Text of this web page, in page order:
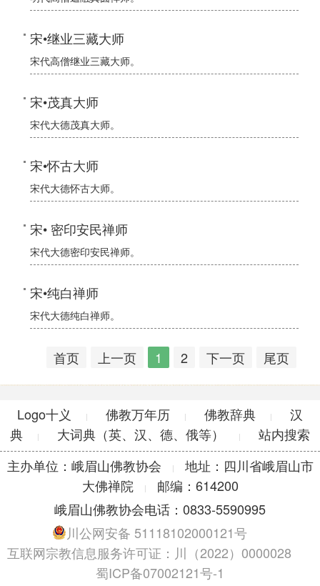
宋•继业三藏大师
宋代高僧继业三藏大师。
宋•茂真大师
宋代大德茂真大师。
宋•怀古大师
宋代大德怀古大师。
宋• 密印安民禅师
宋代大德密印安民禅师。
宋•纯白禅师
宋代大德纯白禅师。
首页 上一页 1 2 下一页 尾页
Logo十义 | 佛教万年历 | 佛教辞典 |
汉
典
| 大词典（英、汉、德、俄等） |
站内搜索
主办单位：峨眉山佛教协会
|
地址：四川省峨眉山市
大佛禅院
|
邮编：614200
峨眉山佛教协会电话：0833-5590995
川公网安备 51118102000121号
互联网宗教信息服务许可证：川（2022）0000028
蜀ICP备07002121号-1